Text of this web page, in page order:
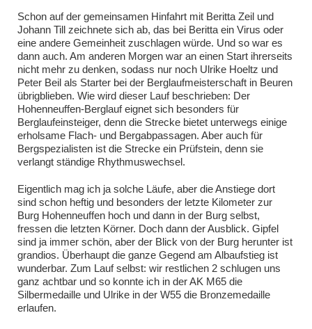
Schon auf der gemeinsamen Hinfahrt mit Beritta Zeil und
Johann Till zeichnete sich ab, das bei Beritta ein Virus oder
eine andere Gemeinheit zuschlagen würde. Und so war es
dann auch. Am anderen Morgen war an einen Start ihrerseits
nicht mehr zu denken, sodass nur noch Ulrike Hoeltz und
Peter Beil als Starter bei der Berglaufmeisterschaft in Beuren
übrigblieben. Wie wird dieser Lauf beschrieben: Der
Hohenneuffen-Berglauf eignet sich besonders für
Berglaufeinsteiger, denn die Strecke bietet unterwegs einige
erholsame Flach- und Bergabpassagen. Aber auch für
Bergspezialisten ist die Strecke ein Prüfstein, denn sie
verlangt ständige Rhythmuswechsel.
Eigentlich mag ich ja solche Läufe, aber die Anstiege dort
sind schon heftig und besonders der letzte Kilometer zur
Burg Hohenneuffen hoch und dann in der Burg selbst,
fressen die letzten Körner. Doch dann der Ausblick. Gipfel
sind ja immer schön, aber der Blick von der Burg herunter ist
grandios. Überhaupt die ganze Gegend am Albaufstieg ist
wunderbar. Zum Lauf selbst: wir restlichen 2 schlugen uns
ganz achtbar und so konnte ich in der AK M65 die
Silbermedaille und Ulrike in der W55 die Bronzemedaille
erlaufen.